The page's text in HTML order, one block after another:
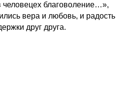
человецех благоволение…»,
вера и любовь, и радость
друг друга.